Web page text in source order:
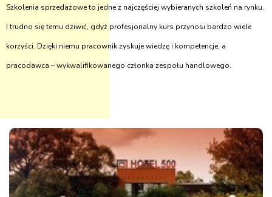
Szkolenia sprzedażowe to jedne z najczęściej wybieranych szkoleń na rynku.
I trudno się temu dziwić, gdyż profesjonalny kurs przynosi bardzo wiele
korzyści. Dzięki niemu pracownik zyskuje wiedzę i kompetencje, a
pracodawca – wykwalifikowanego członka zespołu handlowego.